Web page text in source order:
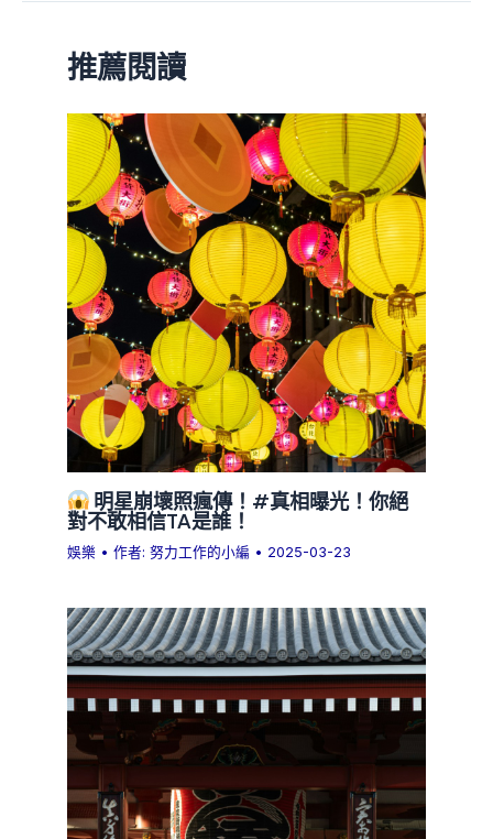
推薦閱讀
明星崩壞照瘋傳！#真相曝光！你絕
對不敢相信TA是誰！
娛樂 • 作者:努力工作的小編 • 2025-03-23